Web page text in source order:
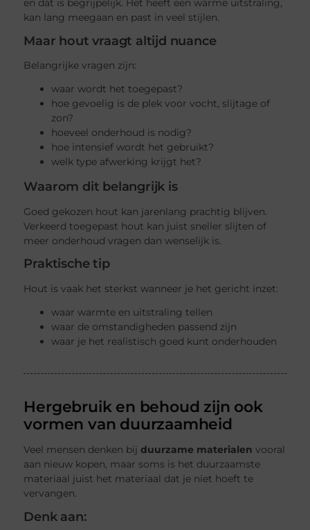
en dat is begrijpelijk. Het heeft een warme uitstraling,
kan lang meegaan en past in veel stijlen.
Maar hout vraagt altijd nuance
Belangrijke vragen zijn:
waar wordt het toegepast?
hoe gevoelig is de plek voor vocht, slijtage of
zon?
hoeveel onderhoud is nodig?
hoe intensief wordt het gebruikt?
welk type afwerking krijgt het?
Waarom dit belangrijk is
Goed gekozen hout kan jarenlang prachtig blijven.
Verkeerd toegepast hout kan juist sneller slijten of
meer onderhoud vragen dan wenselijk is.
Praktische tip
Hout is vaak het sterkst wanneer je het gericht inzet:
waar warmte en uitstraling tellen
waar de omstandigheden passend zijn
waar je het realistisch goed kunt onderhouden
Hergebruik en behoud zijn ook
vormen van duurzaamheid
Veel mensen denken bijduurzame materialen vooral
aan nieuw kopen, maar soms is het duurzaamste
materiaal juist het materiaal dat je niet hoeft te
vervangen.
Denk aan: